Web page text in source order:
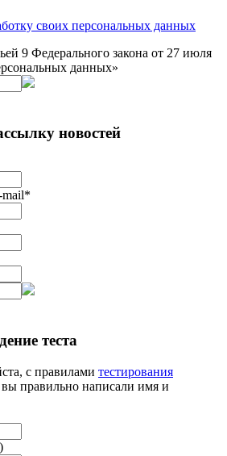
своих персональных данных
9 Федерального закона от 27 июля
данных»
новостей
*
теста
с правилами тестирования
правильно написали имя и